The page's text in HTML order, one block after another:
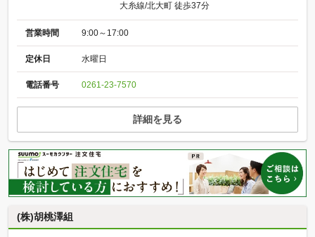
大糸線/北大町 徒歩37分
営業時間 9:00～17:00
定休日 水曜日
電話番号 0261-23-7570
詳細を見る
(株)胡桃澤組